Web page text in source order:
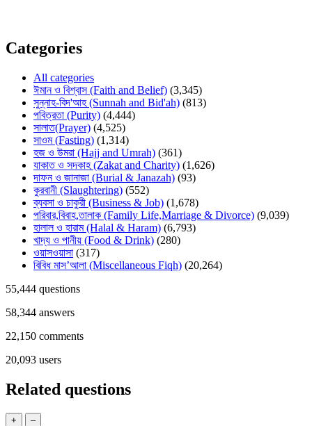
Categories
All categories
ঈমান ও বিশ্বাস (Faith and Belief) (3,345)
সুন্নাহ-বিদ'আহ (Sunnah and Bid'ah) (813)
পবিত্রতা (Purity) (4,444)
সালাত(Prayer) (4,525)
সাওম (Fasting) (1,314)
হজ ও উমরা (Hajj and Umrah) (361)
যাকাত ও সদকাহ (Zakat and Charity) (1,626)
দাফন ও জানাজা (Burial & Janazah) (93)
কুরবানী (Slaughtering) (552)
ব্যবসা ও চাকুরী (Business & Job) (1,678)
পরিবার,বিবাহ,তালাক (Family Life,Marriage & Divorce) (9,039)
হালাল ও হারাম (Halal & Haram) (6,793)
খাদ্য ও পানীয় (Food & Drink) (280)
ওয়াসওয়াসা (317)
বিবিধ মাস’আলা (Miscellaneous Fiqh) (20,264)
55,444 questions
58,344 answers
22,150 comments
20,093 users
Related questions